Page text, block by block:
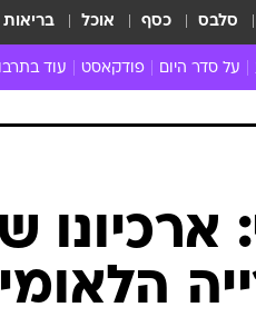
סלבס כסף אוכל בריאות
על סדר היום פודקאסט עוד
הופעות חיות
חמש
כל הכתבות
ארכיונו